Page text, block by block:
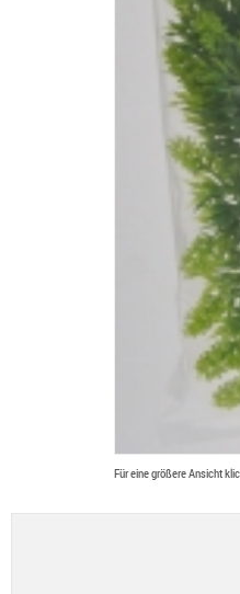
Für eine größere Ansicht